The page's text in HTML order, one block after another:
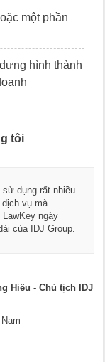
một phần
hình thành
tôi
Cafe, tôi xin chân
của LawKey. Thực sự
pháp luật và kế toán
hơn, phục vụ tốt